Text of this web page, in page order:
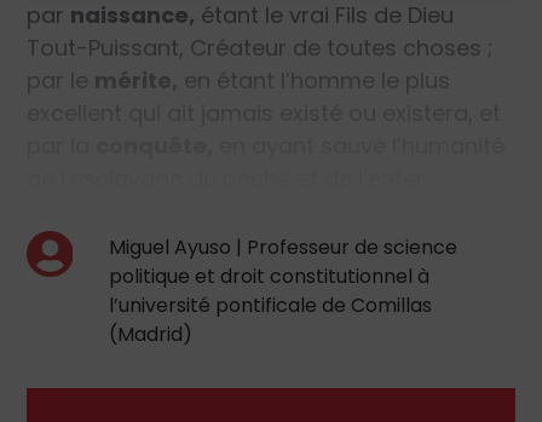
par naissance, étant le vrai Fils de Dieu
Tout-Puissant, Créateur de toutes choses ;
par le mérite, en étant l’homme le plus
Miguel Ayuso | Professeur de science
politique et droit constitutionnel à
l’université pontificale de Comillas
(Madrid)